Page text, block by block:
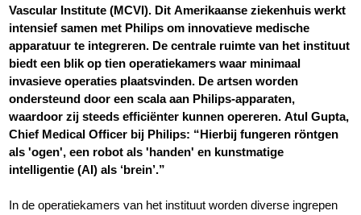
Vascular Institute (MCVI). Dit Amerikaanse ziekenhuis werkt
intensief samen met Philips om innovatieve medische
apparatuur te integreren. De centrale ruimte van het instituut
biedt een blik op tien operatiekamers waar minimaal
invasieve operaties plaatsvinden. De artsen worden
ondersteund door een scala aan Philips-apparaten,
waardoor zij steeds efficiënter kunnen opereren. Atul Gupta,
Chief Medical Officer bij Philips: “Hierbij fungeren röntgen
als 'ogen', een robot als 'handen' en kunstmatige
intelligentie (AI) als ‘brein’.”
In de operatiekamers van het instituut worden diverse ingrepen